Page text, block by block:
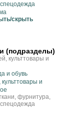
скрыть
(подразделы)
культтовары и
и обувь
и
фурнитура,